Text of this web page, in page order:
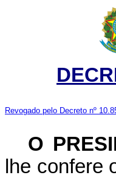
Revogado pelo Decreto nº
O
lhe confere